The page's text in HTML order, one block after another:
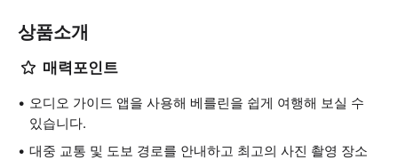
상품소개
매력포인트
오디오 가이드 앱을 사용해 베를린을 쉽게 여행해 보실 수
있습니다.
대중 교통 및 도보 경로를 안내하고 최고의 사진 촬영 장소